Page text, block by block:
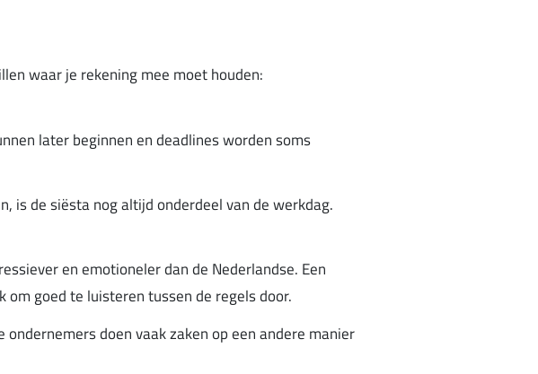
waar je rekening mee moet houden:
later beginnen en deadlines worden soms
is de siësta nog altijd onderdeel van de werkdag.
en emotioneler dan de Nederlandse. Een
goed te luisteren tussen de regels door.
doen vaak zaken op een andere manier